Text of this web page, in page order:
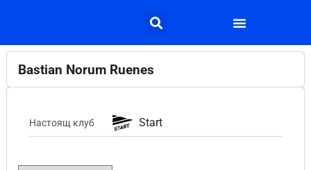
Bastian Norum Ruenes
Настоящ клуб Start